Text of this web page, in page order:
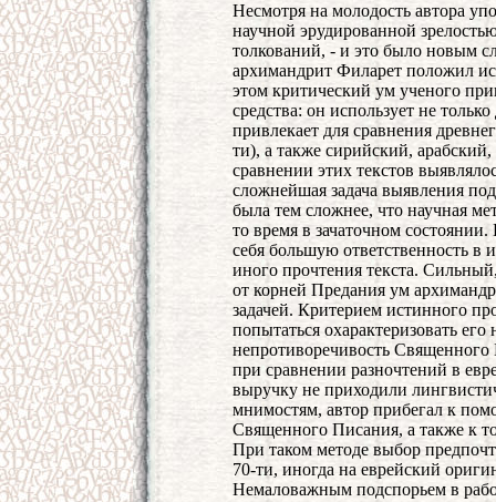
Несмотря на молодость автора
научной эрудированной
толкований, - и это было новым
архимандрит Филарет положил
этом критический ум ученого
средства: он использует не
привлекает для сравнения
ти), а также сирийский,
сравнении этих текстов
сложнейшая задача выявления
была тем сложнее, что научная
то время в зачаточном
себя большую ответственность в
иного прочтения текста.
от корней Предания ум
задачей. Критерием истинного
попытаться охарактеризовать
непротиворечивость
при сравнении разночтений в
выручку не приходили
мнимостям, автор прибегал к
Священного Писания, а также к
При таком методе выбор
70-ти, иногда на еврейский
Немаловажным подспорьем в